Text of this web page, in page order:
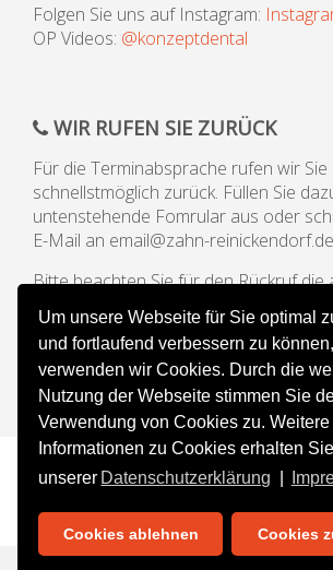
Um unsere Webseite für Sie optimal
und fortlaufend verbessern zu können,
verwenden wir Cookies. Durch die
Nutzung der Webseite stimmen Sie
Verwendung von Cookies zu. Weitere
Informationen zu Cookies erhalten
unserer Datenschutzerklärung
Cookies ablehnen Cookies
Folgen Sie uns auf Instagram:
OP Videos: @konzeptdental
WIR RUFEN SIE ZURÜCK
Für die Terminabsprache rufen wir Sie
schnellstmöglich zurück. Füllen Sie
untenstehende Fomrular aus oder
E-Mail an email@zahn-
Bitte beachten Sie für den Rückruf die
Öffnungszeiten unserer Praxis.
Impressum|Datenschutz|